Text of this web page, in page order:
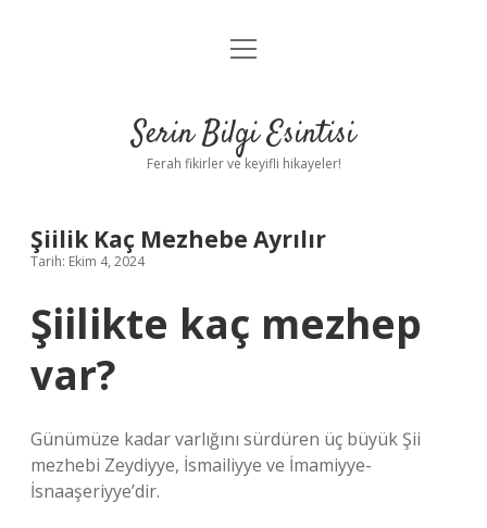
Anasayfa
Yasal Uyarı
menüyü
Serin Bilgi Esintisi
Ferah fikirler ve keyifli hikayeler!
Şiilik Kaç Mezhebe Ayrılır
Tarih: Ekim 4, 2024
Şiilikte kaç mezhep
var?
Günümüze kadar varlığını sürdüren üç büyük Şii
mezhebi Zeydiyye, İsmailiyye ve İmamiyye-
İsnaaşeriyye’dir.